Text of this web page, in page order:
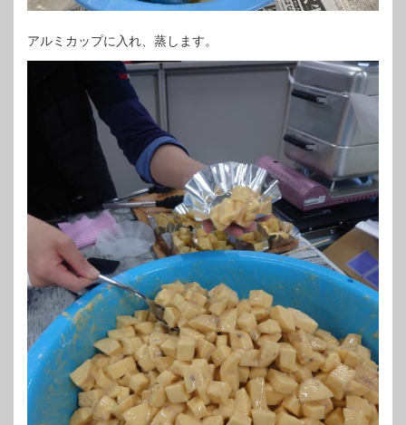
アルミカップに入れ、蒸します。